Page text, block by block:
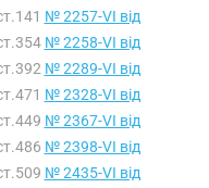
№ 2257-VI від
№ 2258-VI від
№ 2289-VI від
№ 2328-VI від
№ 2367-VI від
№ 2398-VI від
№ 2435-VI від